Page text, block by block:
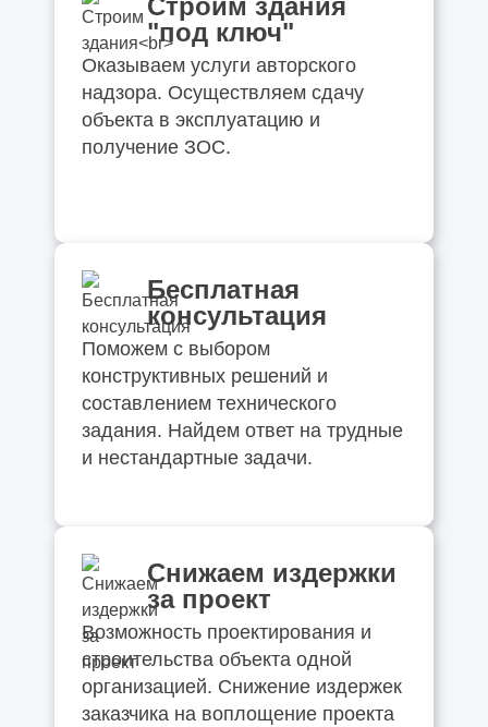
Строим здания
"под ключ"
Оказываем услуги авторского
надзора. Осуществляем сдачу
объекта в эксплуатацию и
получение ЗОС.
Бесплатная
консультация
Поможем с выбором
конструктивных решений и
составлением технического
задания. Найдем ответ на трудные
и нестандартные задачи.
Снижаем издержки
за проект
Возможность проектирования и
строительства объекта одной
организацией. Снижение издержек
заказчика на воплощение проекта